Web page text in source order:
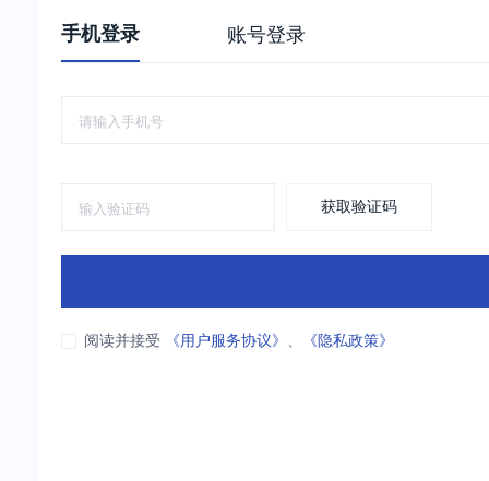
手机登录 账号登录
获取验证码
阅读并接受 《用户服务协议》 、 《隐私政策》